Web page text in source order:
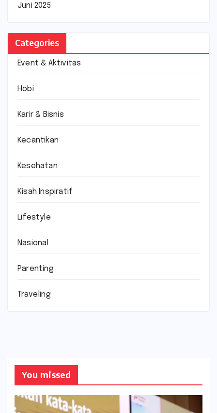
Juni 2025
Categories
Event & Aktivitas
Hobi
Karir & Bisnis
Kecantikan
Kesehatan
Kisah Inspiratif
Lifestyle
Nasional
Parenting
Traveling
You missed